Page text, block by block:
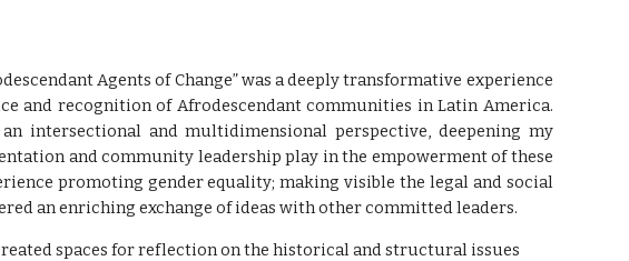
Agents of Change” was a deeply transformative experience
and recognition of Afrodescendant communities in Latin America.
intersectional and multidimensional perspective, deepening my
and community leadership play in the empowerment of these
promoting gender equality; making visible the legal and social
an enriching exchange of ideas with other committed leaders.
spaces for reflection on the historical and structural issues